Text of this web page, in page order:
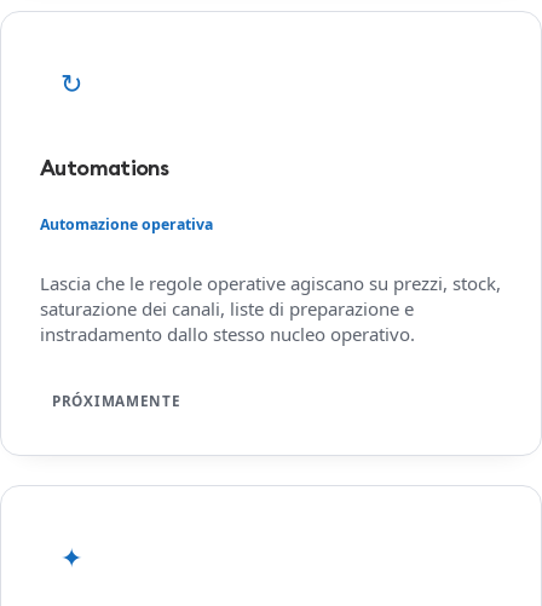
↻
Automations
Automazione operativa
Lascia che le regole operative agiscano su prezzi, stock,
saturazione dei canali, liste di preparazione e
instradamento dallo stesso nucleo operativo.
PRÓXIMAMENTE
✦